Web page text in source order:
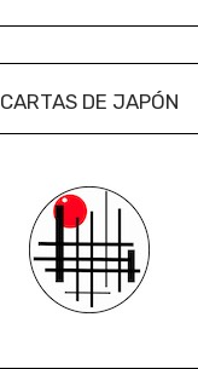
CARTAS DE JAPÓN